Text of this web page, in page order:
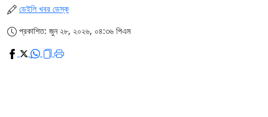
ডেইলি খবর ডেস্ক
প্রকাশিত: জুন ২৮, ২০২৬, ০৪:৩৬ পিএম